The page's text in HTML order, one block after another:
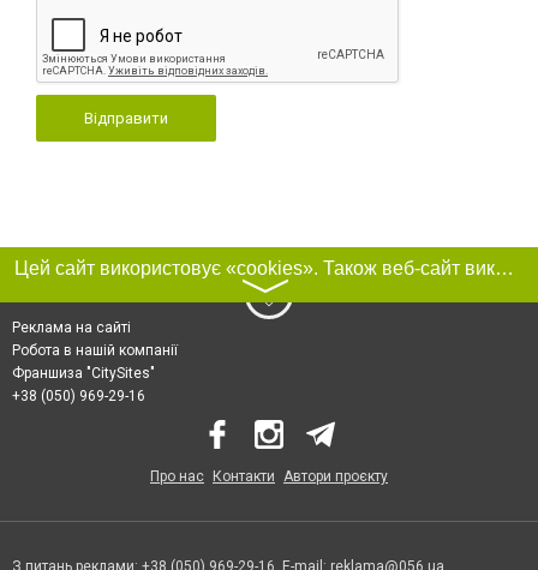
Відправити
Цей сайт використовує «cookies». Також веб-сайт використовує інтернет-сервіс для збору технічних даних стосовно відвідувачів з метою отримання маркетингової та статистичної інформації. Умови обробки даних відвідувачів сайту див.
〉
Реклама на сайті
Робота в нашій компанії
Франшиза "CitySites"
+38 (050) 969-29-16
Про нас Контакти Автори проєкту
З питань реклами: +38 (050) 969-29-16. E-mail: reklama@056.ua